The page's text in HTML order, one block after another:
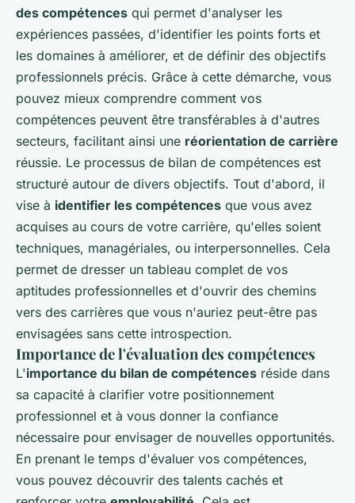
des compétences qui permet d'analyser les
expériences passées, d'identifier les points forts et
les domaines à améliorer, et de définir des objectifs
professionnels précis. Grâce à cette démarche, vous
pouvez mieux comprendre comment vos
compétences peuvent être transférables à d'autres
secteurs, facilitant ainsi une réorientation de carrière
réussie. Le processus de bilan de compétences est
structuré autour de divers objectifs. Tout d'abord, il
vise à identifier les compétences que vous avez
acquises au cours de votre carrière, qu'elles soient
techniques, managériales, ou interpersonnelles. Cela
permet de dresser un tableau complet de vos
aptitudes professionnelles et d'ouvrir des chemins
vers des carrières que vous n'auriez peut-être pas
envisagées sans cette introspection.
Importance de l'évaluation des compétences
L'importance du bilan de compétences réside dans
sa capacité à clarifier votre positionnement
professionnel et à vous donner la confiance
nécessaire pour envisager de nouvelles opportunités.
En prenant le temps d'évaluer vos compétences,
vous pouvez découvrir des talents cachés et